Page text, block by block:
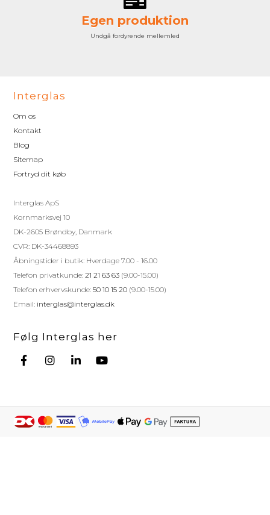
Egen produktion
Undgå fordyrende mellemled
Interglas
Om os
Kontakt
Blog
Sitemap
Fortryd dit køb
Interglas ApS
Kornmarksvej 10
DK-2605 Brøndby, Danmark
CVR: DK-34468893
Åbningstider i butik: Hverdage 7.00 - 16.00
Telefon privatkunde:21 21 63 63 (9.00-15.00)
Telefon erhvervskunde:50 10 15 20 (9.00-15.00)
Email: interglas@interglas.dk
Følg Interglas her